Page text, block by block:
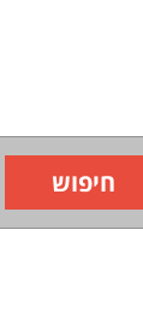
חיפוש